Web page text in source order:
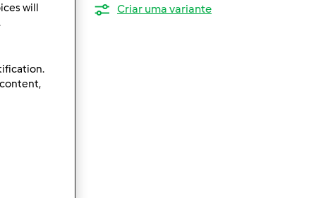
Criar uma variante
will